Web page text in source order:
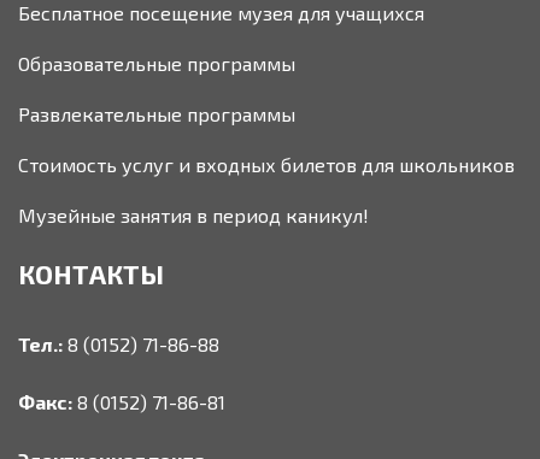
Бесплатное посещение музея для учащихся
Образовательные программы
Развлекательные программы
Стоимость услуг и входных билетов для школьников
Музейные занятия в период каникул!
КОНТАКТЫ
Тел.: 8 (0152) 71-86-88
Факс: 8 (0152) 71-86-81